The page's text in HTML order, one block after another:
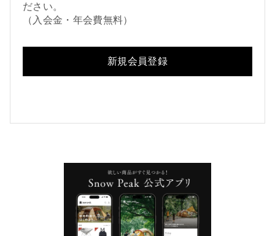
ださい。
（入会金・年会費無料）
新規会員登録